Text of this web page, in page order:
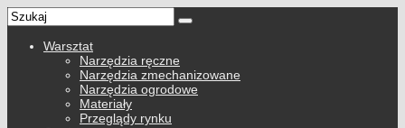
Warsztat
Narzędzia ręczne
Narzędzia zmechanizowane
Narzędzia ogrodowe
Materiały
Przeglądy rynku